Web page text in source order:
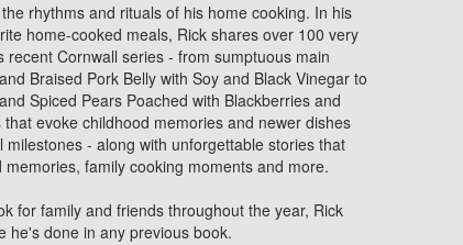
rhythms and rituals of his home cooking. In his
home-cooked meals, Rick shares over 100 very
Cornwall series - from sumptuous main
Braised Pork Belly with Soy and Black Vinegar to
Spiced Pears Poached with Blackberries and
evoke childhood memories and newer dishes
- along with unforgettable stories that
family cooking moments and more.
for family and friends throughout the year, Rick
he's done in any previous book.